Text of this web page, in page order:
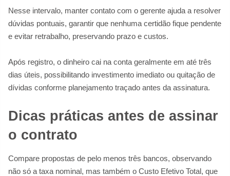
Nesse intervalo, manter contato com o gerente ajuda a resolver
dúvidas pontuais, garantir que nenhuma certidão fique pendente
e evitar retrabalho, preservando prazo e custos.
Após registro, o dinheiro cai na conta geralmente em até três
dias úteis, possibilitando investimento imediato ou quitação de
dívidas conforme planejamento traçado antes da assinatura.
Dicas práticas antes de assinar
o contrato
Compare propostas de pelo menos três bancos, observando
não só a taxa nominal, mas também o Custo Efetivo Total, que